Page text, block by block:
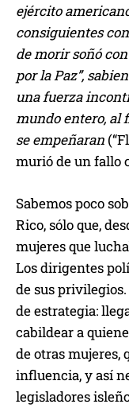
ejército
consiguientes
de morir soñó
por la Paz”,
una fuerza
mundo entero, al
se empeñaran
murió de un fallo
Sabemos poco
Rico, sólo que,
mujeres que
Los dirigentes
de sus
de estrategia:
cabildear a
de otras mujeres,
influencia, y así
legisladores